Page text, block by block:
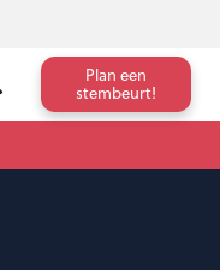
Plan een
stembeurt!